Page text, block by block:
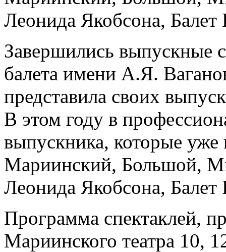
Леонида Якобсона,
Завершились выпускные
балета имени А.Я.
представила своих
В этом году в
выпускника, которые
Мариинский, Большой,
Леонида Якобсона,
Программа спектаклей,
Мариинского театра 10,